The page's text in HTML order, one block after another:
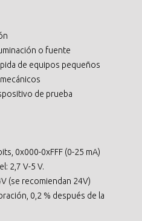
o fuente
de equipos pequeños
de prueba
0x000-0xFFF (0-25 mA)
2,7 V-5 V.
(se recomiendan 24V)
0,2 % después de la